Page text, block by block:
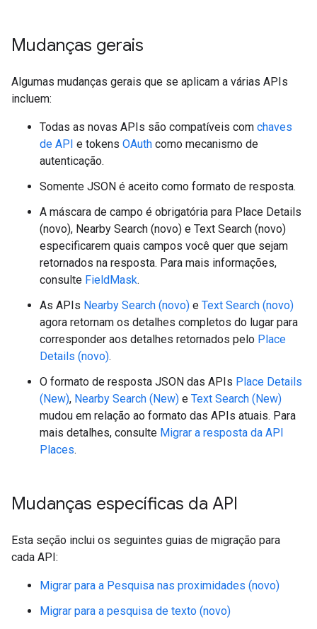
Mudanças gerais
Algumas mudanças gerais que se aplicam a várias APIs
incluem:
Todas as novas APIs são compatíveis com chaves
de API e tokens OAuth como mecanismo de
autenticação.
Somente JSON é aceito como formato de resposta.
A máscara de campo é obrigatória para Place Details
(novo), Nearby Search (novo) e Text Search (novo)
especificarem quais campos você quer que sejam
retornados na resposta. Para mais informações,
consulte FieldMask.
As APIs Nearby Search (novo) e Text Search (novo)
agora retornam os detalhes completos do lugar para
corresponder aos detalhes retornados pelo Place
Details (novo).
O formato de resposta JSON das APIs Place Details
(New), Nearby Search (New) e Text Search (New)
mudou em relação ao formato das APIs atuais. Para
mais detalhes, consulte Migrar a resposta da API
Places.
Mudanças específicas da API
Esta seção inclui os seguintes guias de migração para
cada API:
Migrar para a Pesquisa nas proximidades (novo)
Migrar para a pesquisa de texto (novo)